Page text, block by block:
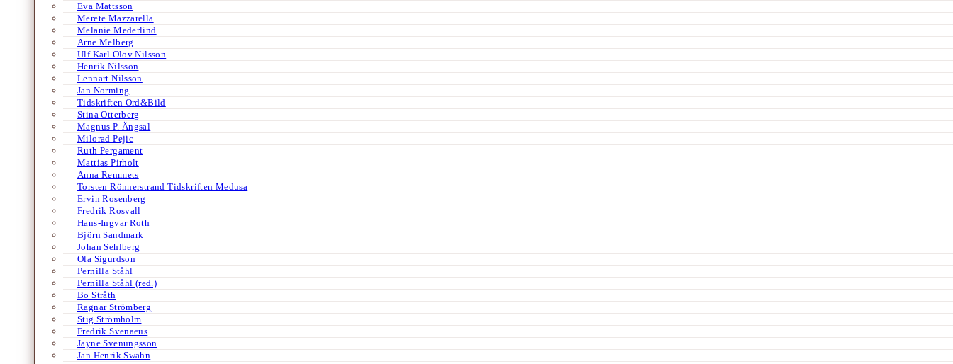
Eva Mattsson
Merete Mazzarella
Melanie Mederlind
Arne Melberg
Ulf Karl Olov Nilsson
Henrik Nilsson
Lennart Nilsson
Jan Norming
Tidskriften Ord&Bild
Stina Otterberg
Magnus P. Ängsal
Milorad Pejic
Ruth Pergament
Mattias Pirholt
Anna Remmets
Torsten Rönnerstrand Tidskriften Medusa
Ervin Rosenberg
Fredrik Rosvall
Hans-Ingvar Roth
Björn Sandmark
Johan Sehlberg
Ola Sigurdson
Pernilla Ståhl
Pernilla Ståhl (red.)
Bo Stråth
Ragnar Strömberg
Stig Strömholm
Fredrik Svenaeus
Jayne Svenungsson
Jan Henrik Swahn